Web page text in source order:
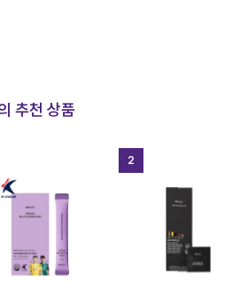
추천 상품
2